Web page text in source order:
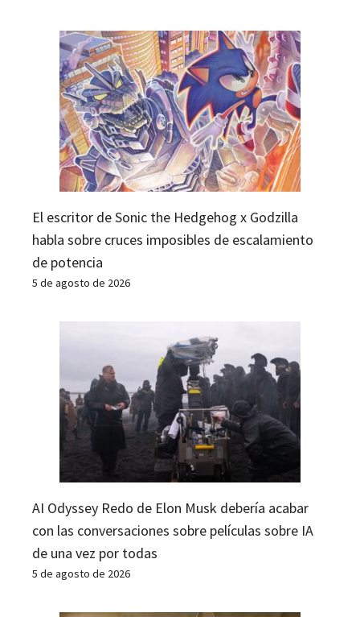
El escritor de Sonic the Hedgehog x Godzilla
habla sobre cruces imposibles de escalamiento
de potencia
5 de agosto de 2026
AI Odyssey Redo de Elon Musk debería acabar
con las conversaciones sobre películas sobre IA
de una vez por todas
5 de agosto de 2026